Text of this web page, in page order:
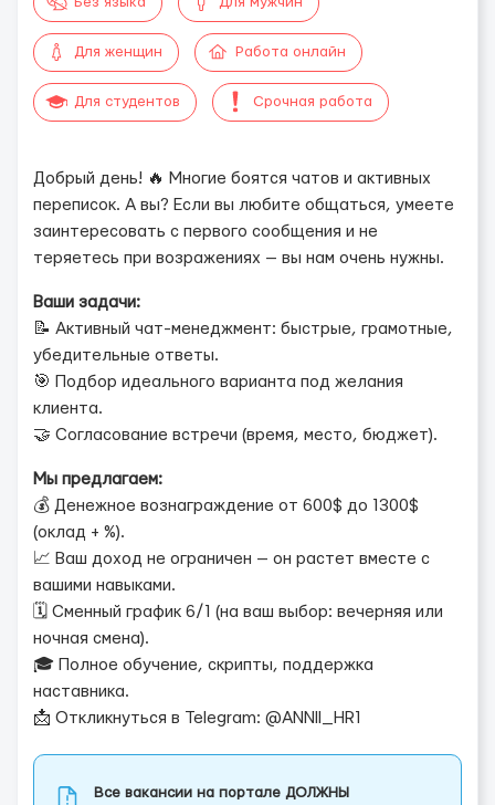
Для женщин Работа онлайн
Для студентов Срочная работа
Добрый день! 🔥 Многие боятся чатов и активных
переписок. А вы? Если вы любите общаться, умеете
заинтересовать с первого сообщения и не
теряетесь при возражениях — вы нам очень нужны.
Ваши задачи:
📝 Активный чат-менеджмент: быстрые, грамотные,
убедительные ответы.
🎯 Подбор идеального варианта под желания
клиента.
🤝 Согласование встречи (время, место, бюджет).
Мы предлагаем:
💰 Денежное вознаграждение от 600$ до 1300$
(оклад + %).
📈 Ваш доход не ограничен — он растет вместе с
вашими навыками.
🗓 Сменный график 6/1 (на ваш выбор: вечерняя или
ночная смена).
🎓 Полное обучение, скрипты, поддержка
наставника.
📩 Откликнуться в Telegram: @ANNII_HR1
Все вакансии на портале ДОЛЖНЫ